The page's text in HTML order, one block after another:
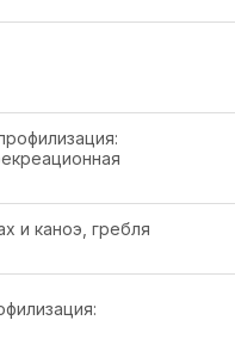
и каноэ, гребля